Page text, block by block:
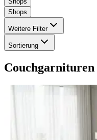
Shops
Weitere Filter
Sortierung
Couchgarnituren